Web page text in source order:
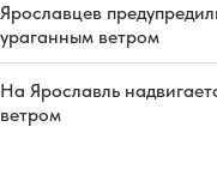
Ярославцев
ураганным ветром
На Ярославль
ветром